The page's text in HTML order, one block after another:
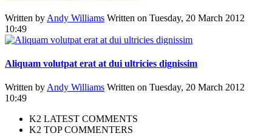
Written by Andy Williams Written on Tuesday, 20 March 2012
10:49
Aliquam volutpat erat at dui ultricies dignissim
Written by Andy Williams Written on Tuesday, 20 March 2012
10:49
K2 LATEST COMMENTS
K2 TOP COMMENTERS